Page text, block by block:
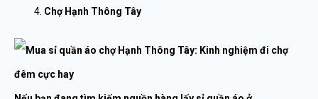
Chợ Hạnh Thông Tây